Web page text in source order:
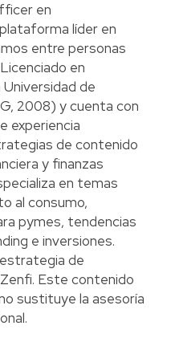
en
líder en
entre personas
en
de
2008) y cuenta con
experiencia
de contenido
y finanzas
en temas
al consumo,
pymes, tendencias
e inversiones.
de
Este contenido
sustituye la asesoría